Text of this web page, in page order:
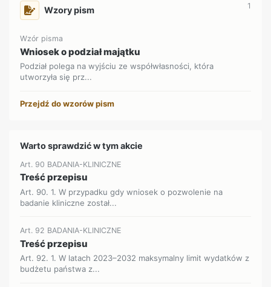
Wzory pism 1
Wzór pisma
Wniosek o podział majątku
Podział polega na wyjściu ze współwłasności, która
utworzyła się prz...
Przejdź do wzorów pism
Warto sprawdzić w tym akcie
Art. 90 BADANIA-KLINICZNE
Treść przepisu
Art. 90. 1. W przypadku gdy wniosek o pozwolenie na
badanie kliniczne został...
Art. 92 BADANIA-KLINICZNE
Treść przepisu
Art. 92. 1. W latach 2023–2032 maksymalny limit wydatków z
budżetu państwa z...